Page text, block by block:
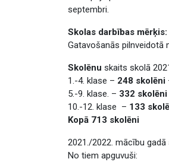
septembri.
Skolas darbības mērķis:
Gatavošanās pilnveidotā
Skolēnu skaits skolā
1.-4. klase – 248 skolēni
5.-9. klase. – 332 skolēni
10.-12. klase – 133
Kopā 713 skolēni
2021./2022. mācību
No tiem apguvuši: